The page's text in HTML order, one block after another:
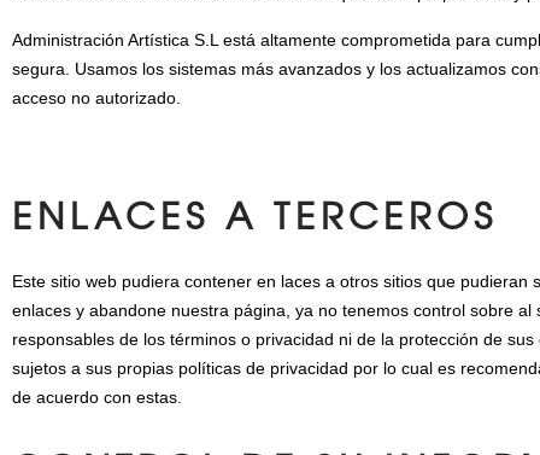
Administración Artística S.L está altamente comprometida para
segura. Usamos los sistemas más avanzados y los actualizamos
acceso no autorizado.
ENLACES A TERCEROS
Este sitio web pudiera contener en laces a otros sitios que
enlaces y abandone nuestra página, ya no tenemos control sobre
responsables de los términos o privacidad ni de la protección de
sujetos a sus propias políticas de privacidad por lo cual es
de acuerdo con estas.